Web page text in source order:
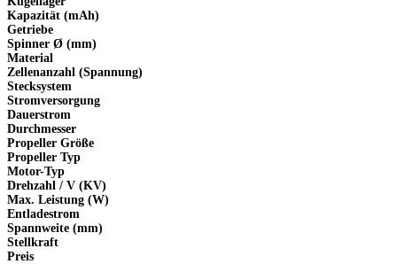
Kapazität (mAh)
Getriebe
Spinner Ø (mm)
Material
Zellenanzahl (Spannung)
Stecksystem
Stromversorgung
Dauerstrom
Durchmesser
Propeller Größe
Propeller Typ
Motor-Typ
Drehzahl / V (KV)
Max. Leistung (W)
Entladestrom
Spannweite (mm)
Stellkraft
Preis